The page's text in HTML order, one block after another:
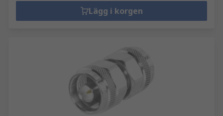
Lägg i korgen